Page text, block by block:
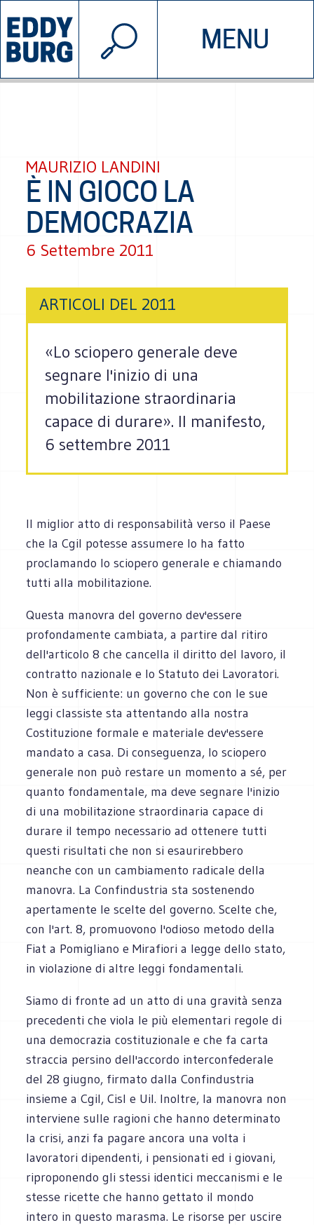
MENU
INIZIATIVE CHI SIAMO
© 2026 EDDYBURG
MAURIZIO LANDINI
È IN GIOCO LA
DEMOCRAZIA
6 Settembre 2011
ARTICOLI DEL 2011
«Lo sciopero generale deve
segnare l'inizio di una
mobilitazione straordinaria
capace di durare». Il manifesto,
6 settembre 2011
Il miglior atto di responsabilità verso il Paese
che la Cgil potesse assumere lo ha fatto
proclamando lo sciopero generale e chiamando
tutti alla mobilitazione.
Questa manovra del governo dev'essere
profondamente cambiata, a partire dal ritiro
dell'articolo 8 che cancella il diritto del lavoro, il
contratto nazionale e lo Statuto dei Lavoratori.
Non è sufficiente: un governo che con le sue
leggi classiste sta attentando alla nostra
Costituzione formale e materiale dev'essere
mandato a casa. Di conseguenza, lo sciopero
generale non può restare un momento a sé, per
quanto fondamentale, ma deve segnare l'inizio
di una mobilitazione straordinaria capace di
durare il tempo necessario ad ottenere tutti
questi risultati che non si esaurirebbero
neanche con un cambiamento radicale della
manovra. La Confindustria sta sostenendo
apertamente le scelte del governo. Scelte che,
con l'art. 8, promuovono l'odioso metodo della
Fiat a Pomigliano e Mirafiori a legge dello stato,
in violazione di altre leggi fondamentali.
Siamo di fronte ad un atto di una gravità senza
precedenti che viola le più elementari regole di
una democrazia costituzionale e che fa carta
straccia persino dell'accordo interconfederale
del 28 giugno, firmato dalla Confindustria
insieme a Cgil, Cisl e Uil. Inoltre, la manovra non
interviene sulle ragioni che hanno determinato
la crisi, anzi fa pagare ancora una volta i
lavoratori dipendenti, i pensionati ed i giovani,
riproponendo gli stessi identici meccanismi e le
stesse ricette che hanno gettato il mondo
intero in questo marasma. Le risorse per uscire